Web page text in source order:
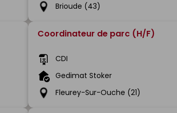
Brioude (43)
Coordinateur de parc (H/F)
CDI
Gedimat Stoker
Fleurey-Sur-Ouche (21)